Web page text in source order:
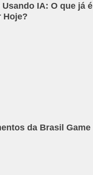
IA: O que já é
Hoje?
da Brasil Game